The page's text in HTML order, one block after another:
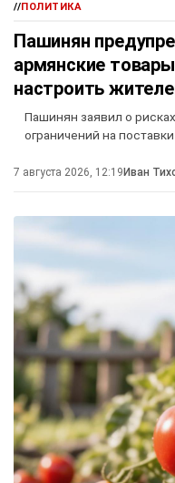
//ПОЛИТИКА
Пашинян
армянские
настроить
Пашинян заявил о
ограничений на
7 августа 2026, 12:19 Иван